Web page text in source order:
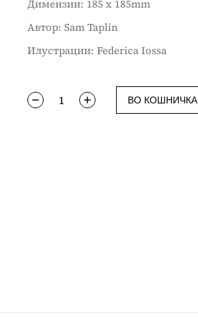
Димензии: 185 x 185mm
Автор: Sam Taplin
Илустрации: Federica Iossa
ВО КОШНИЧКА